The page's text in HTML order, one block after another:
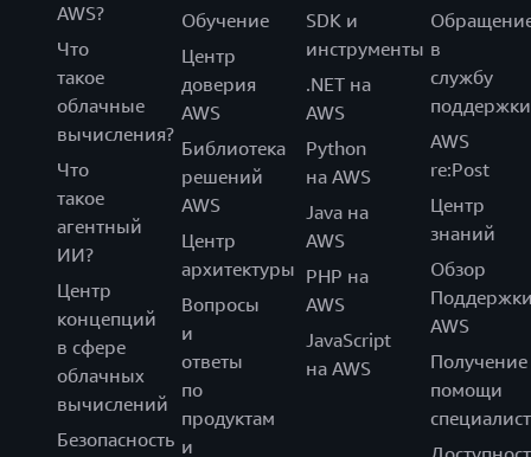
AWS?
Что
такое
облачные
вычисления?
Что
такое
агентный
ИИ?
Центр
концепций
в сфере
облачных
вычислений
Безопасность
Обучение
Центр
доверия
AWS
Библиотека
решений
AWS
Центр
архитектуры
Вопросы
и
ответы
по
продуктам
и
SDK и
инструменты
.NET на
AWS
Python
на AWS
Java на
AWS
PHP на
AWS
JavaScript
на AWS
в
службу
поддержки
AWS
re:Post
Центр
знаний
Обзор
AWS
Получение
помощи